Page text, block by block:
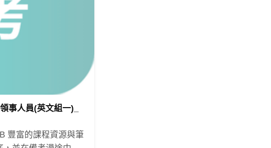
事人員(英文組一)_
豐富的課程資源與筆